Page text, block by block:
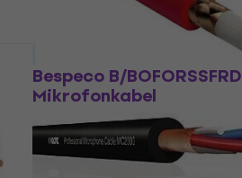
Bespeco B/BOFORSSFRD
Mikrofonkabel
Mikrofonkabel
4,9/5
2,29 €